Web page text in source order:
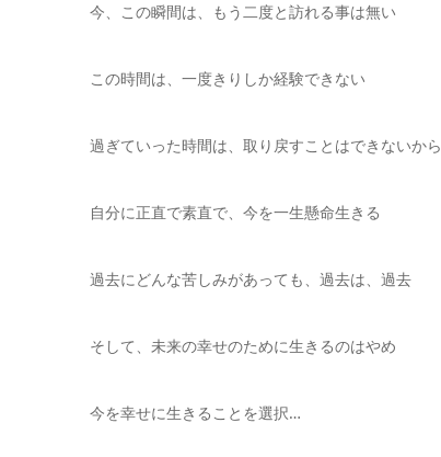
今、この瞬間は、もう二度と訪れる事は無い
この時間は、一度きりしか経験できない
過ぎていった時間は、取り戻すことはできないから
自分に正直で素直で、今を一生懸命生きる
過去にどんな苦しみがあっても、過去は、過去
そして、未来の幸せのために生きるのはやめ
今を幸せに生きることを選択…